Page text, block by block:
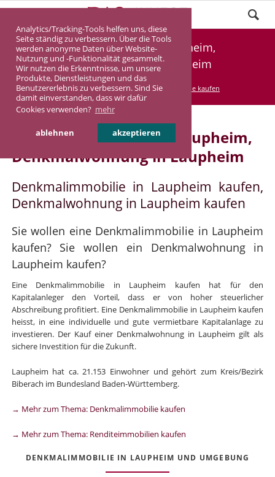
Analytics/Tracking-Tools helfen uns, diese
Seite ständig zu verbessern. Über die Tools
werden anonyme Daten über Website-
Nutzung und -Funktionalität gesammelt.
Wir nutzen die Erkenntnisse, um unsere
Produkte, Dienstleistungen und das
Benutzererlebnis zu verbessern. Sind Sie
damit einverstanden, dass wir dafür
Cookies verwenden? mehr
ablehnen akzeptieren
Denkmalimmobilie Laupheim,
Denkmalwohnung Laupheim
DASINVEST Service Denkmalimmobilie kaufen
Denkmalimmobilie in Laupheim,
Denkmalwohnung in Laupheim
Denkmalimmobilie in Laupheim kaufen,
Denkmalwohnung in Laupheim kaufen
Sie wollen eine Denkmalimmobilie in Laupheim
kaufen? Sie wollen ein Denkmalwohnung in
Laupheim kaufen?
Eine Denkmalimmobilie in Laupheim kaufen hat für den
Kapitalanleger den Vorteil, dass er von hoher steuerlicher
Abschreibung profitiert. Eine Denkmalimmobilie in Laupheim kaufen
heisst, in eine individuelle und gute vermietbare Kapitalanlage zu
investieren. Der Kauf einer Denkmalwohnung in Laupheim gilt als
sichere Investition für die Zukunft.
Laupheim hat ca. 21.153 Einwohner und gehört zum Kreis/Bezirk
Biberach im Bundesland Baden-Württemberg.
→ Mehr zum Thema: Denkmalimmobilie kaufen
→ Mehr zum Thema: Renditeimmobilien kaufen
DENKMALIMMOBILIE IN LAUPHEIM UND UMGEBUNG